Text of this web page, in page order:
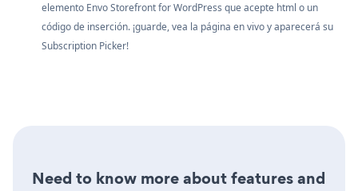
elemento Envo Storefront for WordPress que acepte html o un
código de inserción. ¡guarde, vea la página en vivo y aparecerá su
Subscription Picker!
Need to know more about features and